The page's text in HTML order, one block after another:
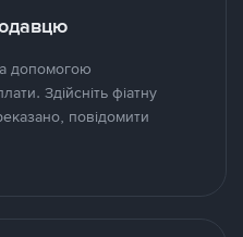
допомогою
Здійсніть фіатну
повідомити